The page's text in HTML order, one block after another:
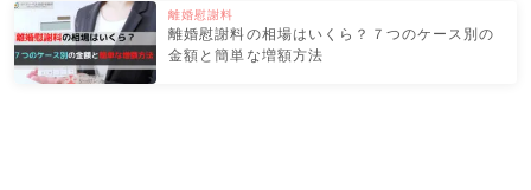
離婚慰謝料
離婚慰謝料の相場はいくら？７つのケース別の
金額と簡単な増額方法